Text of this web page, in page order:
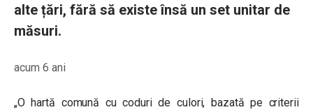
alte țări, fără să existe însă un set unitar de
măsuri.
acum 6 ani
„O hartă comună cu coduri de culori, bazată pe criterii